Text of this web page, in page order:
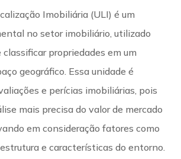
Imobiliária (ULI) é um
no setor imobiliário, utilizado
propriedades em um
geográfico. Essa unidade é
e perícias imobiliárias, pois
mais precisa do valor de mercado
em consideração fatores como
e características do entorno.